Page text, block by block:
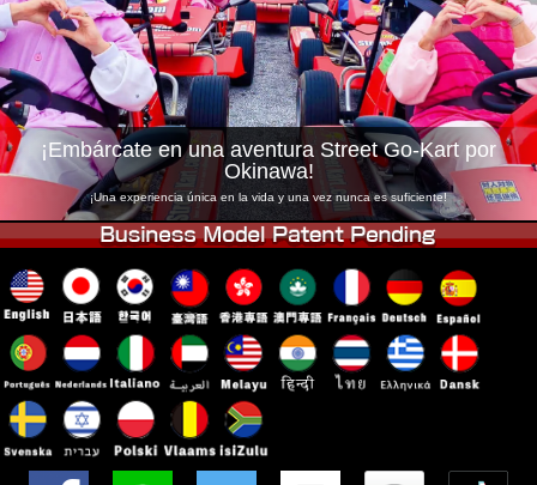
Cambiar Tienda
Tokyo Shinagawa Tokyo Akihabara#1
Tokyo Akihabara#2 Tokyo Shibuya
Tokyo Shibuya Annex Tokyo Bay
Tokyo Asakusa Osaka
Okinawa
¡Embárcate en una aventura Street Go-Kart por
Okinawa!
¡Una experiencia única en la vida y una vez nunca es suficiente!